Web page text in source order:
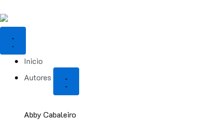
al
contenido
Inicio
Autores
Abby Cabaleiro